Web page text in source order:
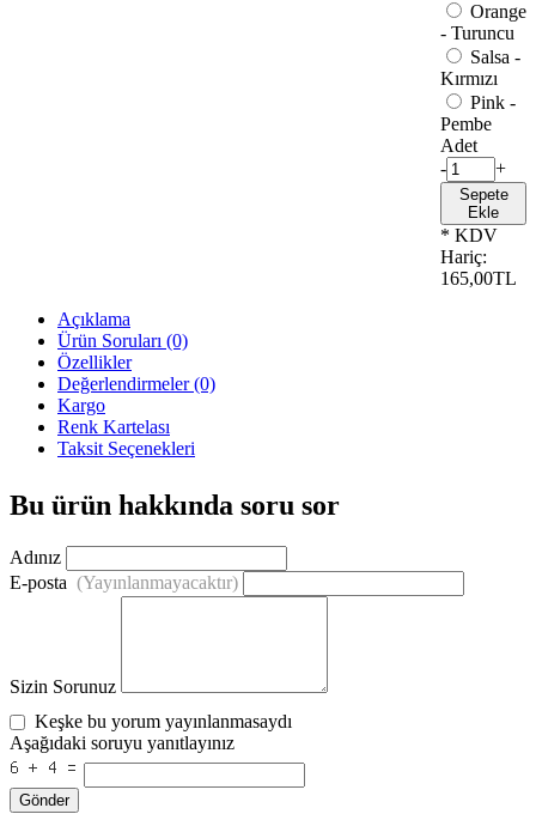
Orange
- Turuncu
Salsa -
Kırmızı
Pink -
Pembe
Adet
-
+
Sepete
Ekle
* KDV
Hariç:
165,00TL
Açıklama
Ürün Soruları (0)
Özellikler
Değerlendirmeler (0)
Kargo
Renk Kartelası
Taksit Seçenekleri
Bu ürün hakkında soru sor
Adınız
E-posta (Yayınlanmayacaktır)
Sizin Sorunuz
Keşke bu yorum yayınlanmasaydı
Aşağıdaki soruyu yanıtlayınız
Gönder